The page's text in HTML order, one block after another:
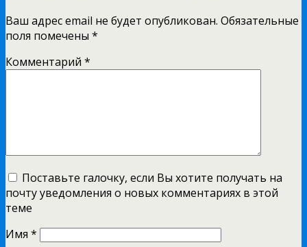
Ваш адрес email не будет опубликован. Обязательные
поля помечены *
Комментарий *
Поставьте галочку, если Вы хотите получать на
почту уведомления о новых комментариях в этой
теме
Имя *